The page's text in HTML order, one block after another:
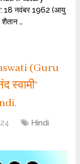
18 नवंबर 1962 (आयु
शैतान …
(Guru
स्वामी”
Hindi